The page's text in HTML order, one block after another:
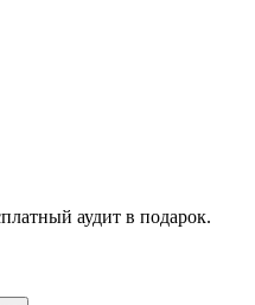
аудит в подарок.